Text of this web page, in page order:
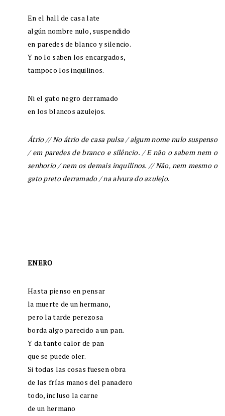
En el hall de casa late
algún nombre nulo, suspendido
en paredes de blanco y silencio.
Y no lo saben los encargados,
tampoco los inquilinos.
Ni el gato negro derramado
en los blancos azulejos.
Átrio// No átrio de casa pulsa / algum nome nulo suspenso
/ em paredes de branco e silêncio. / E não o sabem nem o
senhorio / nem os demais inquilinos. // Não, nem mesmo o
gato preto derramado / na alvura do azulejo.
ENERO
Hasta pienso en pensar
la muerte de un hermano,
pero la tarde perezosa
borda algo parecido a un pan.
Y da tanto calor de pan
que se puede oler.
Si todas las cosas fuesen obra
de las frías manos del panadero
todo, incluso la carne
de un hermano